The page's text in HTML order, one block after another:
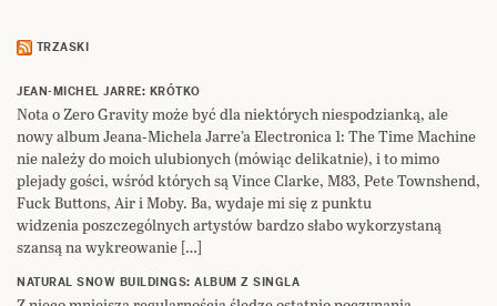
TRZASKI
JEAN-MICHEL JARRE: KRÓTKO
Nota o Zero Gravity może być dla niektórych niespodzianką, ale
nowy album Jeana-Michela Jarre’a Electronica 1: The Time Machine
nie należy do moich ulubionych (mówiąc delikatnie), i to mimo
plejady gości, wśród których są Vince Clarke, M83, Pete Townshend,
Fuck Buttons, Air i Moby. Ba, wydaje mi się z punktu
widzenia poszczególnych artystów bardzo słabo wykorzystaną
szansą na wykreowanie […]
NATURAL SNOW BUILDINGS: ALBUM Z SINGLA